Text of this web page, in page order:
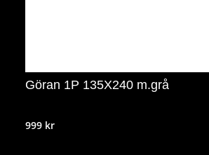
Göran 1P 135X240 m.grå
999 kr